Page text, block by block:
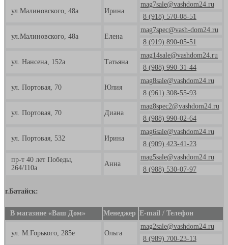
ул.Малиновского, 48а Ирина
mag7sale@vashdom24.ru
8 (918) 570-08-51
ул.Малиновского, 48а Елена
mag7spec@vash-dom24.ru
8 (919) 890-05-51
ул. Нансена, 152а Татьяна
mag14sale@vashdom24.ru
8 (988) 990-31-44
ул. Портовая, 70 Юлия
mag8sale@vashdom24.ru
8 (961) 308-55-93
ул. Портовая, 70 Диана
mag8spec2@vashdom24.ru
8 (988) 990-02-64
ул. Портовая, 532 Ирина
mag6sale@vashdom24.ru
8 (909) 423-41-23
пр-т 40 лет Победы,
264/110а
Анна
mag5sale@vashdom24.ru
8 (988) 530-07-97
г.Батайск:
В магазине «Ваш Дом» Менеджер E-mail / Телефон
ул. М.Горького, 285е Ольга
mag2sale@vashdom24.ru
8 (989) 700-23-13